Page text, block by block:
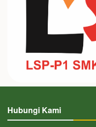
Hubungi Kami